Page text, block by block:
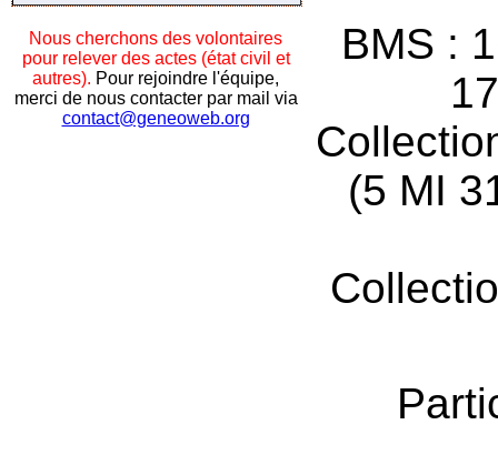
Nous cherchons des volontaires
pour relever des actes (état civil et
autres). Pour rejoindre l'équipe,
merci de nous contacter par mail via
contact@geneoweb.org
BMS :
(5 MI